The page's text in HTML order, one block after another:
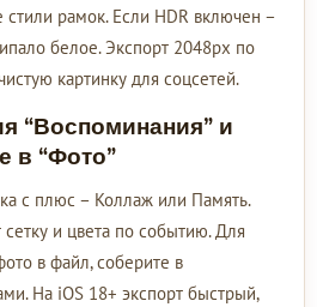
рамок. Если HDR включен –
белое. Экспорт 2048px по
картинку для соцсетей.
“Воспоминания” и
в “Фото”
с плюс – Коллаж или Память.
сетку и цвета по событию. Для
в файл, соберите в
На iOS 18+ экспорт быстрый,